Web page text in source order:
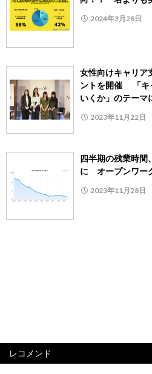
2024年3月28日
女性向けキャリア
ントを開催 「キ
いくか」のテーマ
2023年11月22日
四半期の残業時間
に オープンワー
2023年11月28日
レコメンド